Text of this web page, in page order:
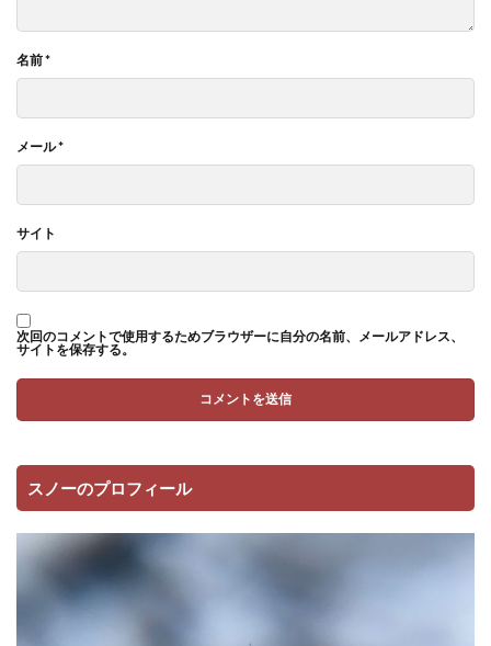
名前*
メール*
サイト
次回のコメントで使用するためブラウザーに自分の名前、メールアドレス、
サイトを保存する。
スノーのプロフィール